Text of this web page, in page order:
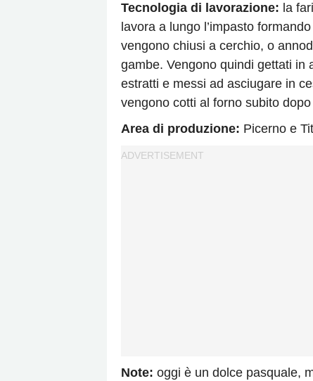
Tecnologia di lavorazione: la
lavora a lungo l’impasto
vengono chiusi a cerchio, o
gambe. Vengono quindi gettati in
estratti e messi ad asciugare in
vengono cotti al forno subito
Area di produzione: Picerno e
Note: oggi è un dolce pasquale,